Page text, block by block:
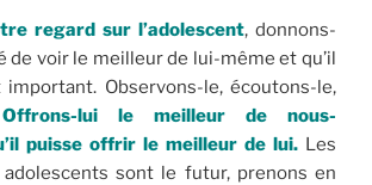
regard sur l’adolescent, donnons-
de voir le meilleur de lui-même et qu’il
important. Observons-le, écoutons-le,
Offrons-lui le meilleur de nous-
puisse offrir le meilleur de lui. Les
sont le futur, prenons en